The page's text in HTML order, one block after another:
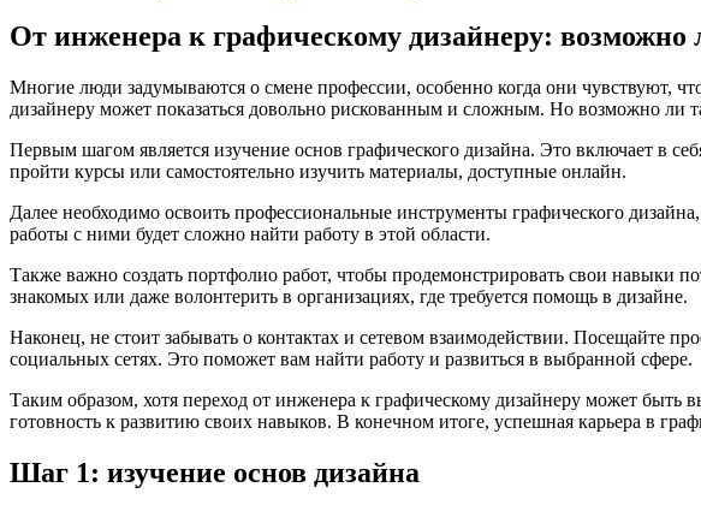
От инженера к графическому дизайнеру: возможно
Многие люди задумываются о смене профессии, особенно когда они чувствуют,
дизайнеру может показаться довольно рискованным и сложным. Но возможно ли
Первым шагом является изучение основ графического дизайна. Это включает в
пройти курсы или самостоятельно изучить материалы, доступные онлайн.
Далее необходимо освоить профессиональные инструменты графического
работы с ними будет сложно найти работу в этой области.
Также важно создать портфолио работ, чтобы продемонстрировать свои навыки
знакомых или даже волонтерить в организациях, где требуется помощь в дизайне.
Наконец, не стоит забывать о контактах и сетевом взаимодействии. Посещайте
социальных сетях. Это поможет вам найти работу и развиться в выбранной сфере.
Таким образом, хотя переход от инженера к графическому дизайнеру может
готовность к развитию своих навыков. В конечном итоге, успешная карьера в
Шаг 1: изучение основ дизайна